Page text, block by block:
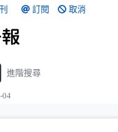
訂閱 取消
進階搜尋
04